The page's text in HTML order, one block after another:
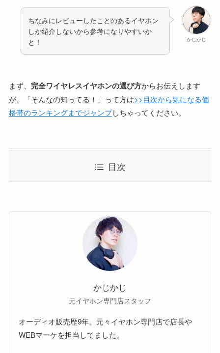
かじかじ
ちなみにレビューしたことのあるイヤホン
しか紹介しないから参考になりやすいか
と！
まず、 完全ワイヤレスイヤホンの選び方からお伝えします
が、「そんなの知ってる！」って方は>>目次から気になる価
格帯のランキングまでジャンプしちゃってください。
目次
かじかじ
元イヤホン専門店スタッフ
オーディオ販売歴9年。元々イヤホン専門店で店長や
WEBマーケを担当してました。